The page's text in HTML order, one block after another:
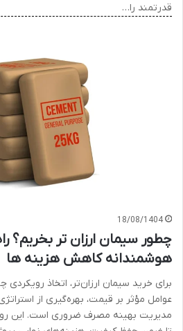
قدرتمند را…
18/08/1404
چطور سیمان ارزان تر بخریم؟
هوشمندانه کاهش هزینه ها
برای خرید سیمان ارزان‌تر، اتخاذ
عوامل مؤثر بر قیمت، بهره‌گیری از
مدیریت بهینه مصرف ضروری است. این